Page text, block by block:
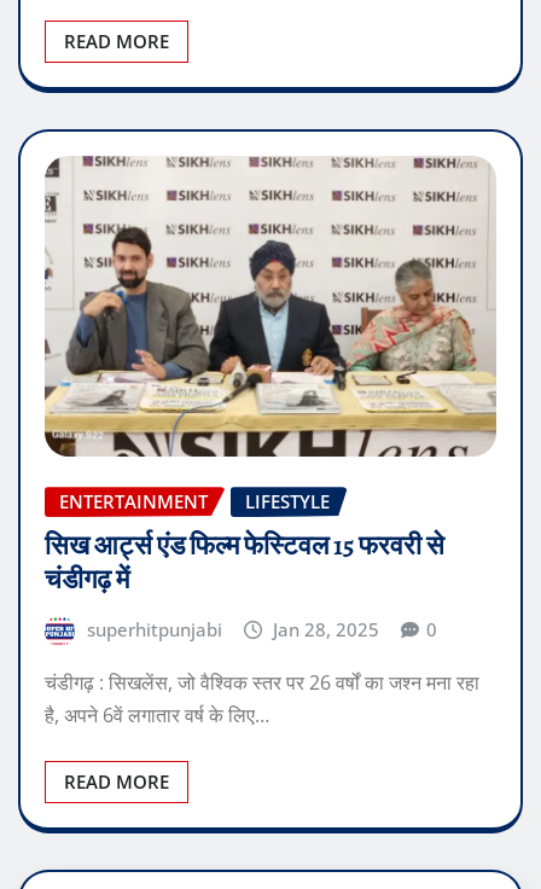
READ MORE
ENTERTAINMENT LIFESTYLE
सिख आर्ट्स एंड फिल्म फेस्टिवल 15 फरवरी से
चंडीगढ़ में
superhitpunjabi Jan 28, 2025 0
चंडीगढ़ : सिखलेंस, जो वैश्विक स्तर पर 26 वर्षों का जश्न मना रहा
है, अपने 6वें लगातार वर्ष के लिए…
READ MORE